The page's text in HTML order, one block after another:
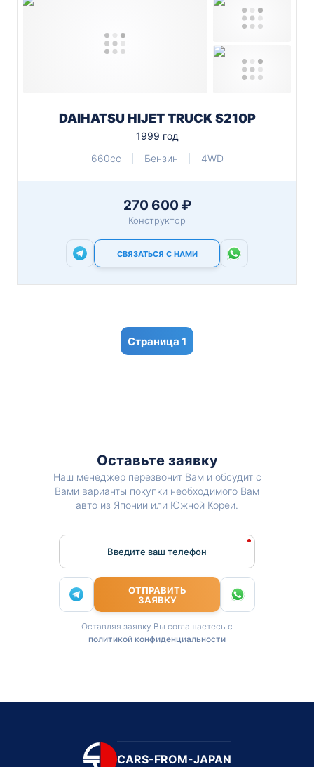
DAIHATSU HIJET TRUCK S210P
1999 год
660cc
Бензин 4WD
270 600 ₽
Конструктор
СВЯЗАТЬСЯ С НАМИ
1
Оставьте заявку
Наш менеджер перезвонит Вам и обсудит с
Вами варианты покупки необходимого Вам
авто из Японии или Южной Кореи.
Введите ваш телефон
ОТПРАВИТЬ
ЗАЯВКУ
Оставляя заявку Вы соглашаетесь с
политикой конфиденциальности
CARS-FROM-JAPAN